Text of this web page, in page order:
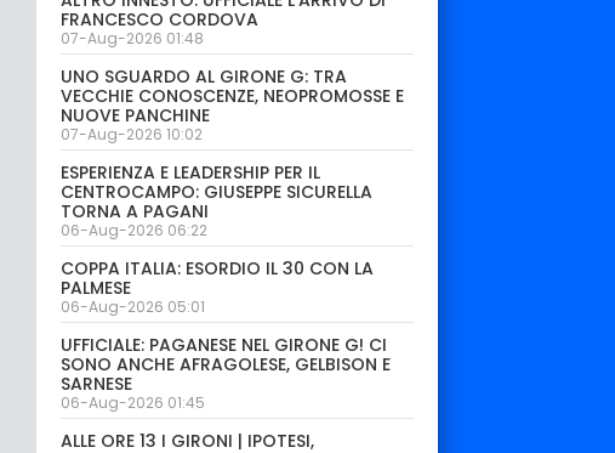
FRANCESCO CORDOVA
07-Aug-2026 01:48
UNO SGUARDO AL GIRONE G: TRA
VECCHIE CONOSCENZE, NEOPROMOSSE E
NUOVE PANCHINE
07-Aug-2026 10:02
ESPERIENZA E LEADERSHIP PER IL
CENTROCAMPO: GIUSEPPE SICURELLA
TORNA A PAGANI
06-Aug-2026 06:22
COPPA ITALIA: ESORDIO IL 30 CON LA
PALMESE
06-Aug-2026 05:01
UFFICIALE: PAGANESE NEL GIRONE G! CI
SONO ANCHE AFRAGOLESE, GELBISON E
SARNESE
06-Aug-2026 01:45
ALLE ORE 13 I GIRONI | IPOTESI,